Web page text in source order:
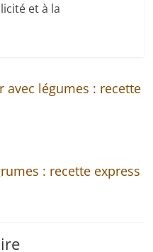
et à la
légumes : recette
: recette express